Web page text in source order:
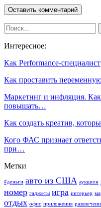
Интересное:
Как Performance-
Как проставить
Маркетинг и инфляция.
повышать…
Как создать креатив,
Кого ФАС признает
при…
Метки
#деньги авто из США аукцион
номер гаджеты игра интерьер
отдых офис приложения